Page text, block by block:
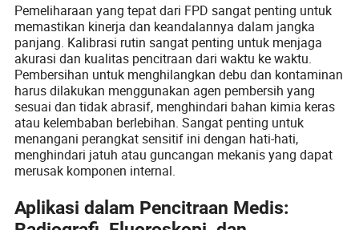
Pemeliharaan yang tepat dari FPD sangat penting untuk
memastikan kinerja dan keandalannya dalam jangka
panjang. Kalibrasi rutin sangat penting untuk menjaga
akurasi dan kualitas pencitraan dari waktu ke waktu.
Pembersihan untuk menghilangkan debu dan kontaminan
harus dilakukan menggunakan agen pembersih yang
sesuai dan tidak abrasif, menghindari bahan kimia keras
atau kelembaban berlebihan. Sangat penting untuk
menangani perangkat sensitif ini dengan hati-hati,
menghindari jatuh atau guncangan mekanis yang dapat
merusak komponen internal.
Aplikasi dalam Pencitraan Medis: